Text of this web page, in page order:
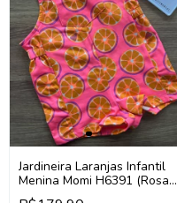
Jardineira Laranjas Infantil
Menina Momi H6391 (Rosa
Pink/ Laranja)